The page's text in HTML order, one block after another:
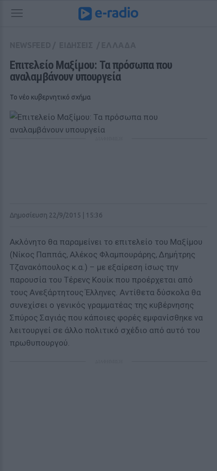
Eπιτελείο Μαξίμου: Τα πρόσωπα που
αναλαμβάνουν υπουργεία
Το νέο κυβερνητικό σχήμα
Δημοσίευση 22/9/2015 | 15:36
Ακλόνητο θα παραμείνει το επιτελείο του Μαξίμου
(Νίκος Παππάς, Αλέκος Φλαμπουράρης, Δημήτρης
Τζανακόπουλος κ.α.) – με εξαίρεση ίσως την
παρουσία του Τέρενς Κουίκ που προέρχεται από
τους Ανεξάρτητους Έλληνες. Αντίθετα δύσκολα θα
συνεχίσει ο γενικός γραμματέας της κυβέρνησης
Σπύρος Σαγιάς που κάποιες φορές εμφανίσθηκε να
λειτουργεί σε άλλο πολιτικό σχέδιο από αυτό του
πρωθυπουργού.